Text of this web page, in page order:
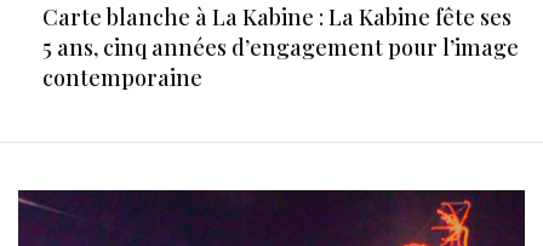
Carte blanche à La Kabine : La Kabine fête ses
5 ans, cinq années d’engagement pour l’image
contemporaine